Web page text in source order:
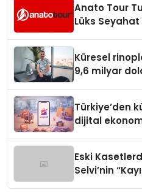
Anato Tour
Lüks
Küresel
9,6 milyar
Türkiye’den
dijital
Eski
Selvi’nin